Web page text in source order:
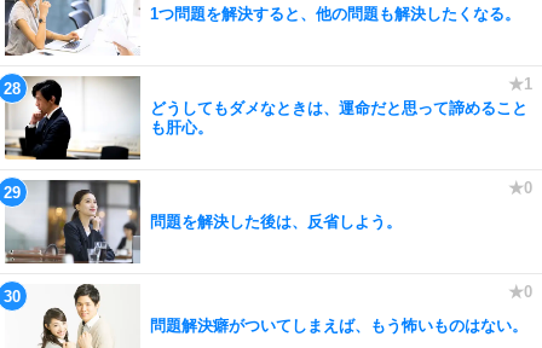
1つ問題を解決すると、他の問題も解決したくなる。
どうしてもダメなときは、運命だと思って諦めること
も肝心。
問題を解決した後は、反省しよう。
問題解決癖がついてしまえば、もう怖いものはない。